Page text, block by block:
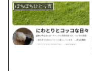
ぼちぼちひとり言